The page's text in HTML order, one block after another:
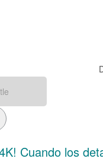
Cuando los